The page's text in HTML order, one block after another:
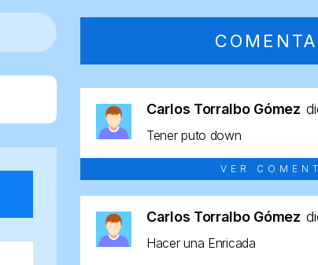
Carlos Torralbo Gómez
Tener puto down
VER
Carlos Torralbo Gómez
Hacer una Enricada